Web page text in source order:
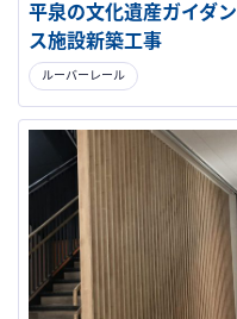
平泉の文化遺産ガイダン
ス施設新築工事
ルーバーレール